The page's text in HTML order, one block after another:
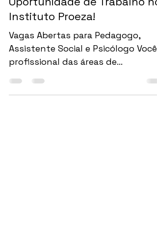
Instituto Proeza
10 de jun. de 2025
1 min de leitura
Oportunidade de Trabalho no
Instituto Proeza!
Vagas Abertas para Pedagogo,
Assistente Social e Psicólogo Você
profissional das áreas de